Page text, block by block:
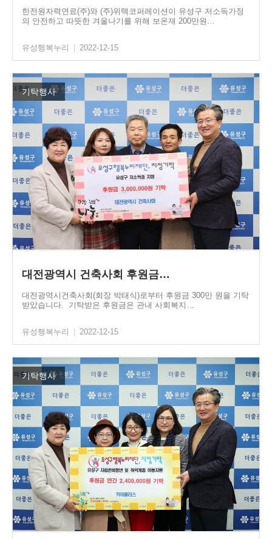
한전원자력연료(주)와 (주)위텍코퍼레이션이 유성구 저소득가정
의 안전하고 따뜻한 겨울나기를 위해 보온재 200만원…
유성행복누리 2022-12-15
기탁행사
대전광역시 건축사회 후원금…
대전광역시건축사회(회장 박태식)로부터 후원금 300만 원을 기탁
받았습니다. 기탁받은 후원금은 관내 사회복지…
유성행복누리 2022-12-15
기탁행사